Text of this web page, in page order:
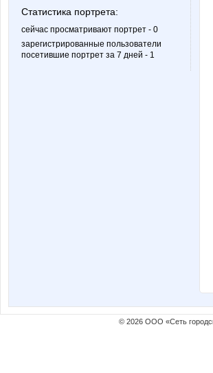
Статистика портрета:
сейчас просматривают портрет - 0
зарегистрированные пользователи
посетившие портрет за 7 дней - 1
© 2026 ООО «Сеть